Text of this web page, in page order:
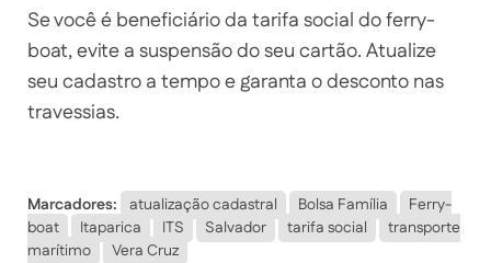
Se você é beneficiário da tarifa social do ferry-
boat, evite a suspensão do seu cartão. Atualize
seu cadastro a tempo e garanta o desconto nas
travessias.
Marcadores: atualização cadastral Bolsa Família
Ferry-
boat
Itaparica ITS Salvador tarifa social
transporte
marítimo
Vera Cruz